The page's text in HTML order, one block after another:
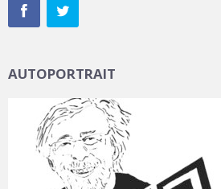
AUTOPORTRAIT